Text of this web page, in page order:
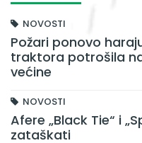
NOVOSTI
Požari ponovo
traktora potrošila
većine
NOVOSTI
Afere „Black Tie“ i
zataškati